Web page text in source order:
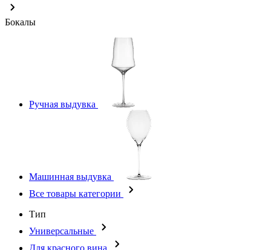
Бокалы
Ручная выдувка
Машинная выдувка
Все товары категории
Тип
Универсальные
Для красного вина